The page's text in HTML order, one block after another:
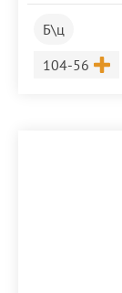
Б\ц
Размер
104-56